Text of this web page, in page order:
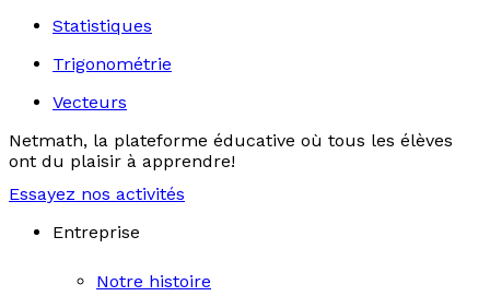
Statistiques
Trigonométrie
Vecteurs
Netmath, la plateforme éducative où tous les élèves
ont du plaisir à apprendre!
Essayez nos activités
Entreprise
Notre histoire